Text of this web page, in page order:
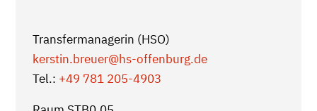
Transfermanagerin (HSO)
kerstin.breuer@hs-offenburg.de
Tel.: +49 781 205-4903